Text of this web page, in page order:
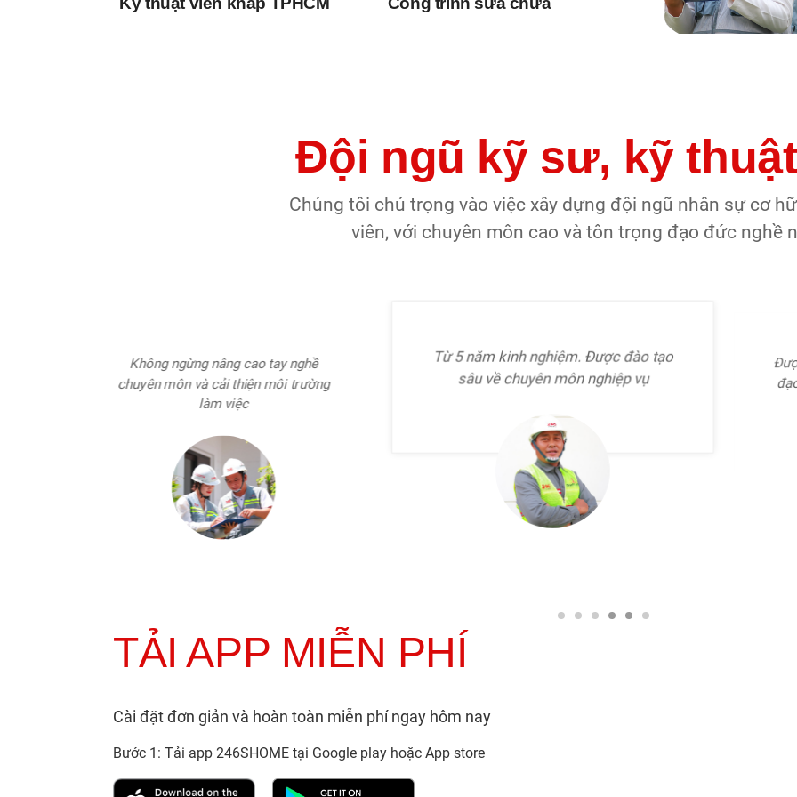
Đội ngũ kỹ sư, kỹ
Chúng tôi chú trọng vào việc xây dựng đội ngũ nhân sự cơ
viên, với chuyên môn cao và tôn trọng đạo đức nghề
Từ 5 năm kinh nghiệm. Được đào tạo
sâu về chuyên môn nghiệp vụ
Được xác minh lý lịch và có nền tảng
đạo đức, trách nhiệm, liêm chính và
TẢI APP MIỄN PHÍ
Cài đặt đơn giản và hoàn toàn miễn phí ngay hôm nay
Bước 1: Tải app 246SHOME tại Google play hoặc App store